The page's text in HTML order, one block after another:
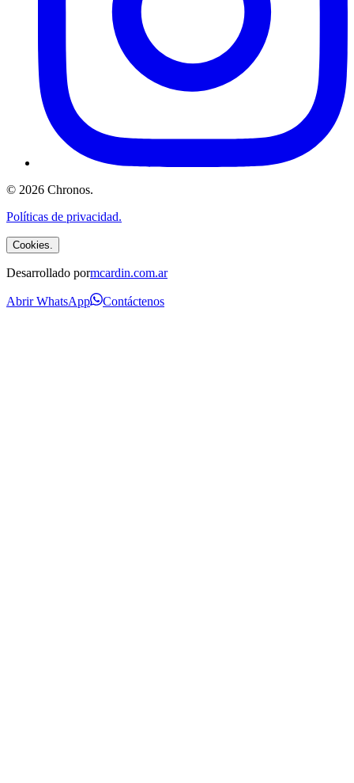
© 2026 Chronos.
Políticas de privacidad.
Cookies.
Desarrollado pormcardin.com.ar
Abrir WhatsApp Contáctenos